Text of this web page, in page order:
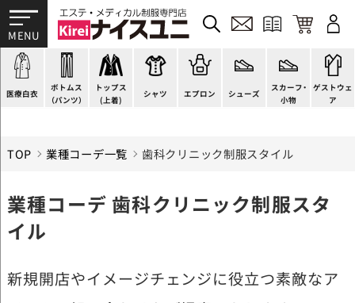
医療白衣
ドクタージャケット
医療用ジャケット
ケーシージャケット
ボトムス
（パンツ）
スクラブパンツ
スカート
キュロット
トップス
(上着)
ワンピース
スーツジャケット
カーディガン
シャツ
ブラウス
ポロシャツ
Tシャツ
エプロン
腰下エプロン
ラップエプロン
エプロンドレス
シューズ
サンダル
ナースシューズ
パンプス
スカーフ・
小物
すべて
スカーフ・リボン
バッグ
ゲストウェ
ア
施術衣
マタニティユニフォーム
衛生アイテム
TOP 業種コーデ一覧 歯科クリニック制服スタイル
業種コーデ 歯科クリニック制服スタ
イル
新規開店やイメージチェンジに役立つ素敵なア